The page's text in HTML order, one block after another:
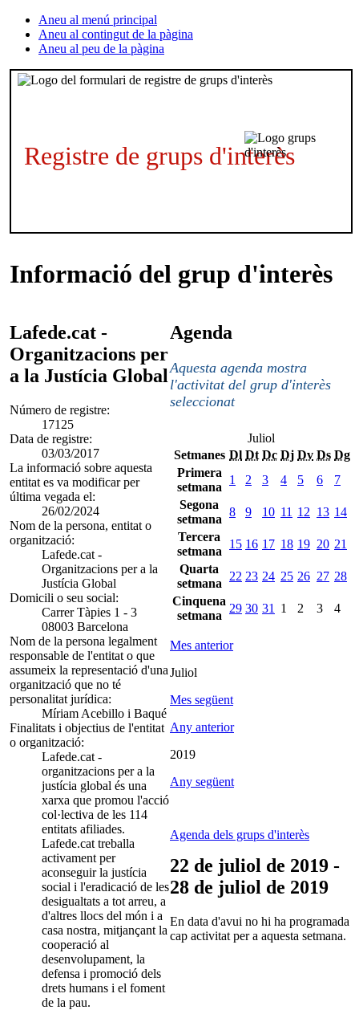
Aneu al menú principal
Aneu al contingut de la pàgina
Aneu al peu de la pàgina
Registre de grups d'interès
Informació del grup d'interès
Lafede.cat -
Organitzacions per
a la Justícia Global
Número de registre:
17125
Data de registre:
03/03/2017
La informació sobre aquesta
entitat es va modificar per
última vegada el:
26/02/2024
Nom de la persona, entitat o
organització:
Lafede.cat -
Organitzacions per a la
Justícia Global
Domicili o seu social:
Carrer Tàpies 1 - 3
08003 Barcelona
Nom de la persona legalment
responsable de l'entitat o que
assumeix la representació d'una
organització que no té
personalitat jurídica:
Míriam Acebillo i Baqué
Finalitats i objectius de l'entitat
o organització:
Lafede.cat -
organitzacions per a la
justícia global és una
xarxa que promou l'acció
col·lectiva de les 114
entitats afiliades.
Lafede.cat treballa
activament per
aconseguir la justícia
social i l'eradicació de les
desigualtats a tot arreu, a
d'altres llocs del món i a
casa nostra, mitjançant la
cooperació al
desenvolupament, la
defensa i promoció dels
drets humans i el foment
de la pau.
Agenda
Aquesta agenda mostra
l'activitat del grup d'interès
seleccionat
Juliol
Setmanes Dl Dt Dc Dj Dv Ds Dg
Primera
setmana
1 2 3 4 5 6
7
Segona
setmana
8 9 10 11 12 13 14
Tercera
setmana
15 16 17 18 19 20 21
Quarta
setmana
22 23 24 25 26 27 28
Cinquena
setmana
29 30 31 1 2 3 4
Mes anterior
Juliol
Mes següent
Any anterior
2019
Any següent
Agenda dels grups d'interès
22 de juliol de 2019 -
28 de juliol de 2019
En data d'avui no hi ha programada
cap activitat per a aquesta setmana.